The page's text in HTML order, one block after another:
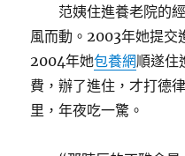
范姨住進養老院的經
風而動。2003年她提交
2004年她包養網順遂住
費，辦了進住，才打德
里，年夜吃一驚。